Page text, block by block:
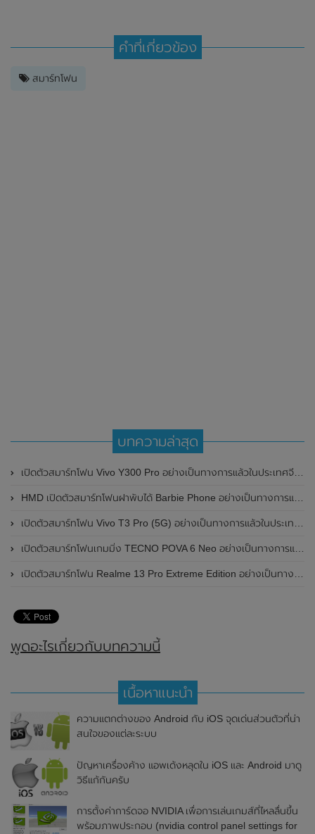
คำที่เกี่ยวข้อง
สมาร์ทโฟน
บทความล่าสุด
เปิดตัวสมาร์ทโฟน Vivo Y300 Pro อย่างเป็นทางการแล้วในประเทศจีน มาพร้อมดีไซน์พรีเมี่ยม ทนทาน และแบตเตอรี่สุดอึดขนาดใหญ่ 6,500mAh พร้อมรองรับการชาร์จไว 80W
HMD เปิดตัวสมาร์ทโฟนฝาพับได้ Barbie Phone อย่างเป็นทางการแล้ว มาพร้อมธีมสีชมพูสดใส
เปิดตัวสมาร์ทโฟน Vivo T3 Pro (5G) อย่างเป็นทางการแล้วในประเทศอินเดีย
เปิดตัวสมาร์ทโฟนเกมมิ่ง TECNO POVA 6 Neo อย่างเป็นทางการแล้วในประเทศไทย ในราคา 8,499 บาท
เปิดตัวสมาร์ทโฟน Realme 13 Pro Extreme Edition อย่างเป็นทางการแล้วในประเทศจีน
พูดอะไรเกี่ยวกับบทความนี้
เนื้อหาแนะนำ
ความแตกต่างของ Android กับ iOS จุดเด่นส่วนตัวที่น่า
สนใจของแต่ละระบบ
ปัญหาเครื่องค้าง แอพเด้งหลุดใน iOS และ Android มาดู
วิธีแก้กันครับ
การตั้งค่าการ์ดจอ NVIDIA เพื่อการเล่นเกมส์ที่ไหลลื่นขึ้น
พร้อมภาพประกอบ (nvidia control panel settings for